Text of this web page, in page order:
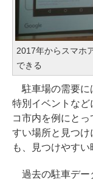
2017年からスマホ
できる
駐車場の需要に
特別イベントなど
コ市内を例にと
すい場所と見つけ
も、見つけやすい
過去の駐車デー